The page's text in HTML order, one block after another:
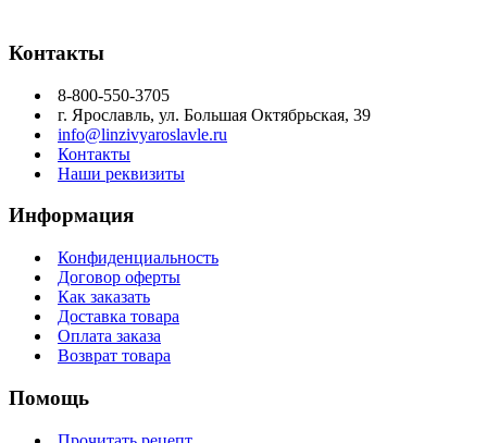
Контакты
8-800-550-3705
г. Ярославль, ул. Большая Октябрьская, 39
info@linzivyaroslavle.ru
Контакты
Наши реквизиты
Информация
Конфиденциальность
Договор оферты
Как заказать
Доставка товара
Оплата заказа
Возврат товара
Помощь